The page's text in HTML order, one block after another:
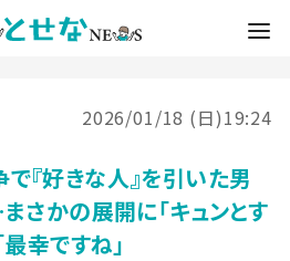
2026/01/18 (日)19:24
『好きな人』を引いた男
さかの展開に「キュンとす
最幸ですね」